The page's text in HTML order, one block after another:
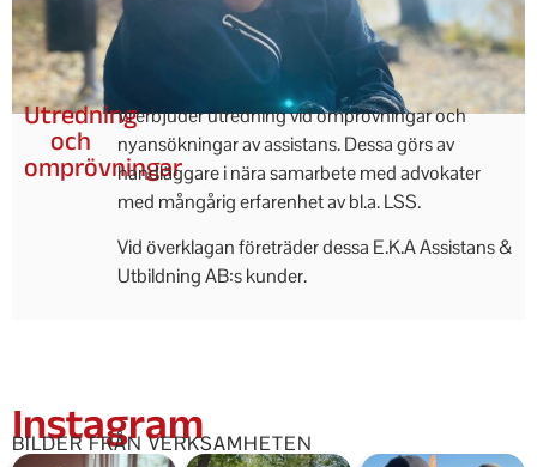
Utredning
och
omprövningar
Vi erbjuder utredning vid omprövningar och
nyansökningar av assistans. Dessa görs av
handläggare i nära samarbete med advokater
med mångårig erfarenhet av bl.a. LSS.
Vid överklagan företräder dessa E.K.A Assistans &
Utbildning AB:s kunder.
Instagram
BILDER FRÅN VERKSAMHETEN